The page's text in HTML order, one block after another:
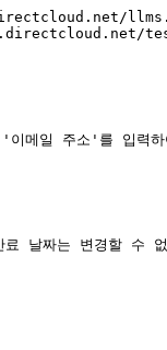
메일 주소'를 입력하
날짜는 변경할 수